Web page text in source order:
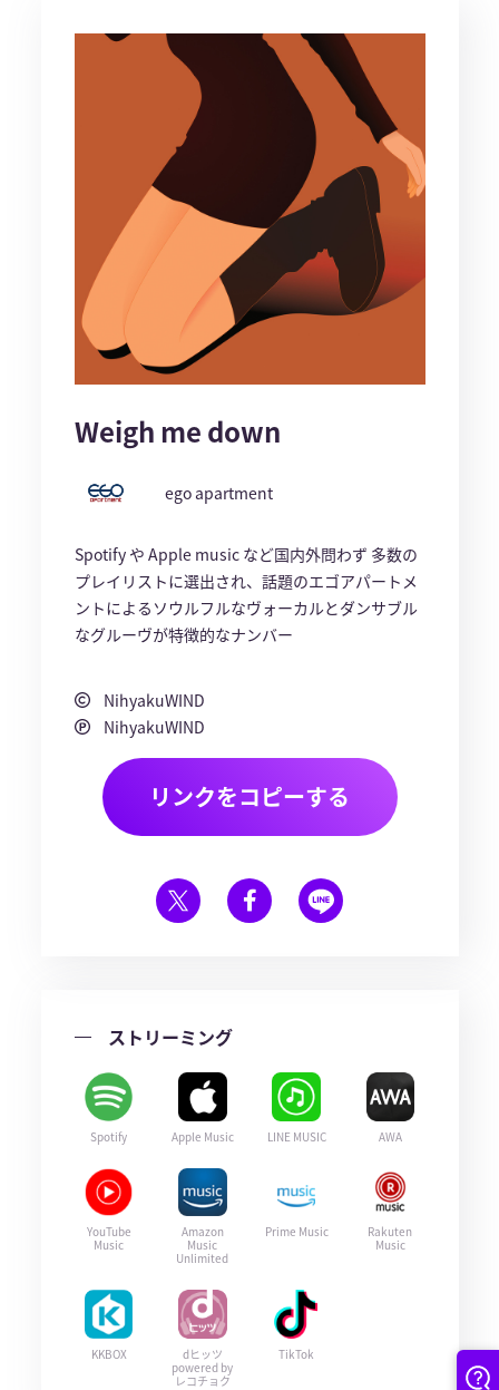
Weigh me down
ego apartment
Spotify や Apple music など国内外問わず 多数の
プレイリストに選出され、話題のエゴアパートメ
ントによるソウルフルなヴォーカルとダンサブル
なグルーヴが特徴的なナンバー
NihyakuWIND
NihyakuWIND
リンクをコピーする
ストリーミング
Spotify Apple Music LINE MUSIC AWA
YouTube
Music
Amazon
Music
Unlimited
Prime Music
Rakuten
Music
KKBOX
dヒッツ
powered by
レコチョク
TikTok